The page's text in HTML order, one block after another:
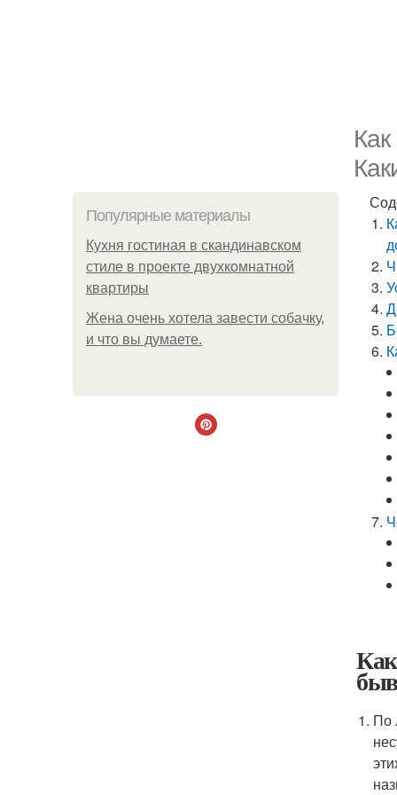
Популярные материалы
Кухня гостиная в скандинавском
стиле в проекте двухкомнатной
квартиры
Жена очень хотела завести собачку,
и что вы думаете.
По